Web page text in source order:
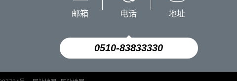
邮箱 电话
0510-83833330
地址